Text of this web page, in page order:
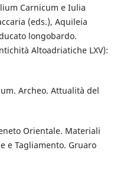
Carnicum e Iulia
(eds.), Aquileia
longobardo.
Altoadriatiche LXV):
Archeo. Attualità del
Orientale. Materiali
e Tagliamento. Gruaro